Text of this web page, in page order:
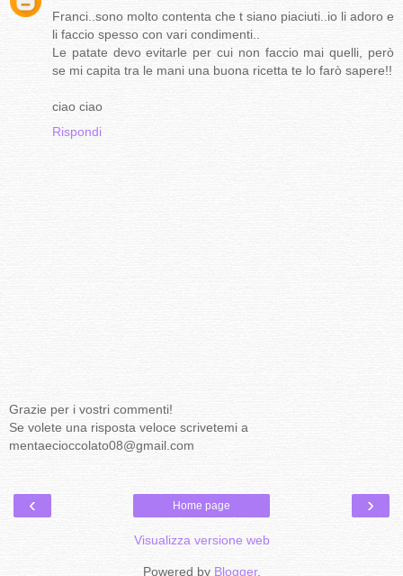
Franci..sono molto contenta che t siano piaciuti..io li adoro e
li faccio spesso con vari condimenti..
Le patate devo evitarle per cui non faccio mai quelli, però
se mi capita tra le mani una buona ricetta te lo farò sapere!!
ciao ciao
Rispondi
Grazie per i vostri commenti!
Se volete una risposta veloce scrivetemi a
mentaecioccolato08@gmail.com
‹ ›
Home page
Visualizza versione web
Powered by Blogger.